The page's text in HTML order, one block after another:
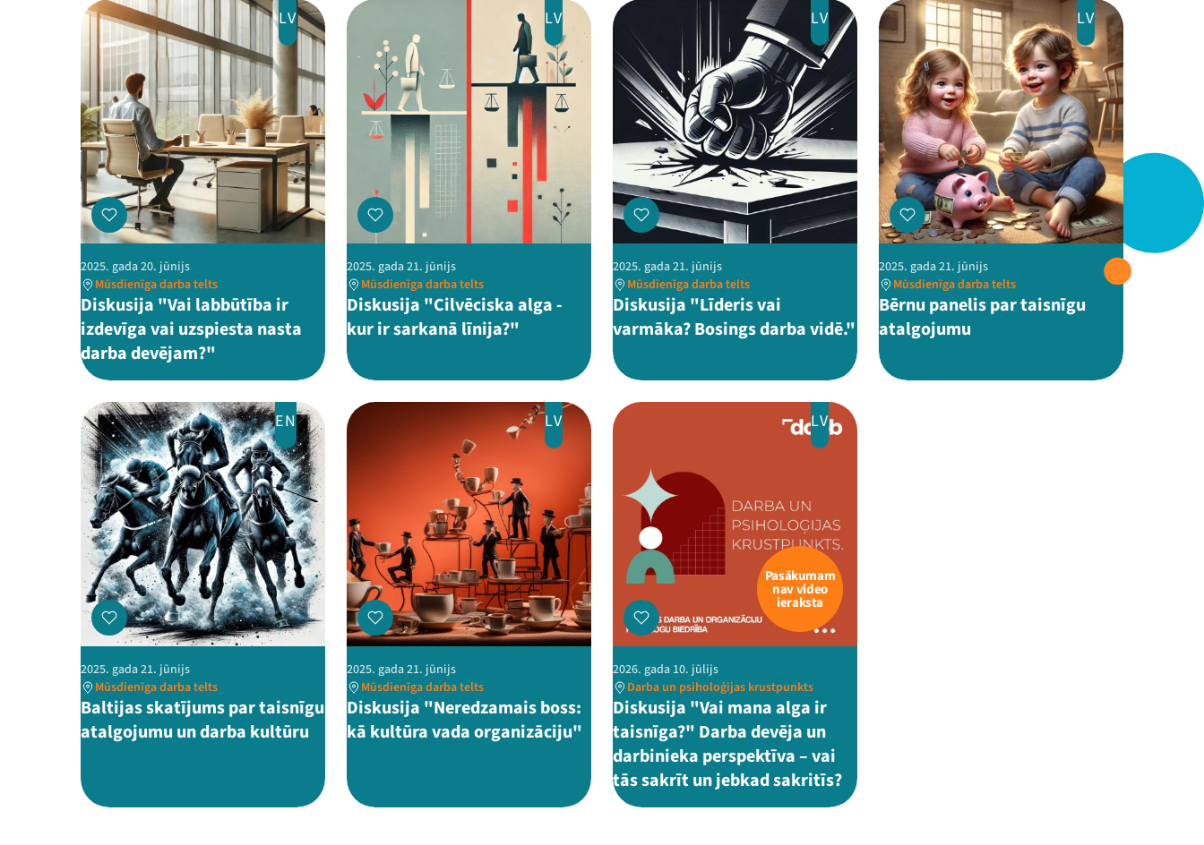
LV
2025. gada 20. jūnijs
Mūsdienīga darba telts
Diskusija "Vai labbūtība ir
izdevīga vai uzspiesta nasta
darba devējam?"
LV
2025. gada 21. jūnijs
Mūsdienīga darba telts
Diskusija "Cilvēciska alga -
kur ir sarkanā līnija?"
LV
2025. gada 21. jūnijs
Mūsdienīga darba telts
Diskusija "Līderis vai
varmāka? Bosings darba vidē."
LV
2025. gada 21. jūnijs
Mūsdienīga darba telts
Bērnu panelis par taisnīgu
atalgojumu
EN
2025. gada 21. jūnijs
Mūsdienīga darba telts
Baltijas skatījums par taisnīgu
atalgojumu un darba kultūru
LV
2025. gada 21. jūnijs
Mūsdienīga darba telts
Diskusija "Neredzamais boss:
kā kultūra vada organizāciju"
LV
Pasākumam
nav video
ieraksta
2026. gada 10. jūlijs
Darba un psiholoģijas krustpunkts
Diskusija "Vai mana alga ir
taisnīga?" Darba devēja un
darbinieka perspektīva – vai
tās sakrīt un jebkad sakritīs?